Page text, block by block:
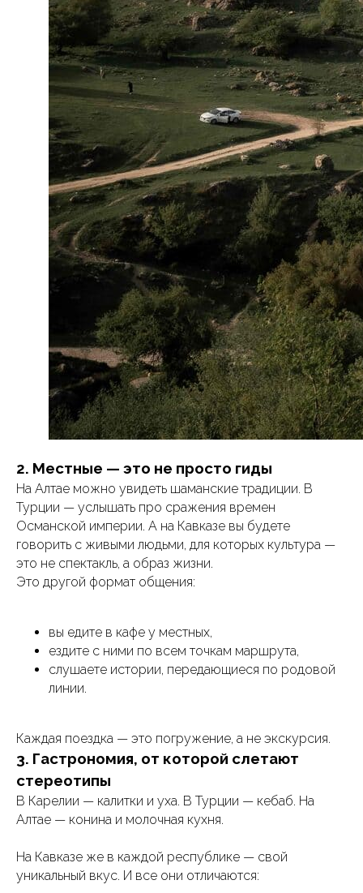
2. Местные — это не просто гиды
На Алтае можно увидеть шаманские традиции. В
Турции — услышать про сражения времен
Османской империи. А на Кавказе вы будете
говорить с живыми людьми, для которых культура —
это не спектакль, а образ жизни.
Это другой формат общения:
вы едите в кафе у местных,
ездите с ними по всем точкам маршрута,
слушаете истории, передающиеся по родовой
линии.
Каждая поездка — это погружение, а не экскурсия.
3. Гастрономия, от которой слетают
стереотипы
В Карелии — калитки и уха. В Турции — кебаб. На
Алтае — конина и молочная кухня.
На Кавказе же в каждой республике — свой
уникальный вкус. И все они отличаются: